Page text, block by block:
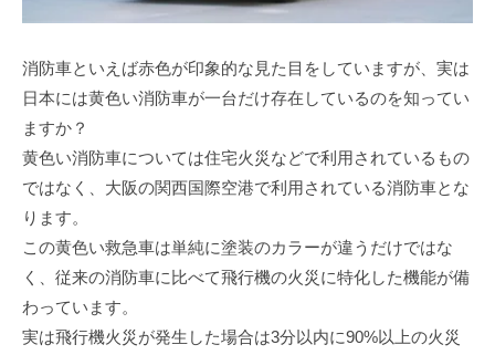
消防車といえば赤色が印象的な見た目をしていますが、実は
日本には黄色い消防車が一台だけ存在しているのを知ってい
ますか？
黄色い消防車については住宅火災などで利用されているもの
ではなく、大阪の関西国際空港で利用されている消防車とな
ります。
この黄色い救急車は単純に塗装のカラーが違うだけではな
く、従来の消防車に比べて飛行機の火災に特化した機能が備
わっています。
実は飛行機火災が発生した場合は3分以内に90%以上の火災